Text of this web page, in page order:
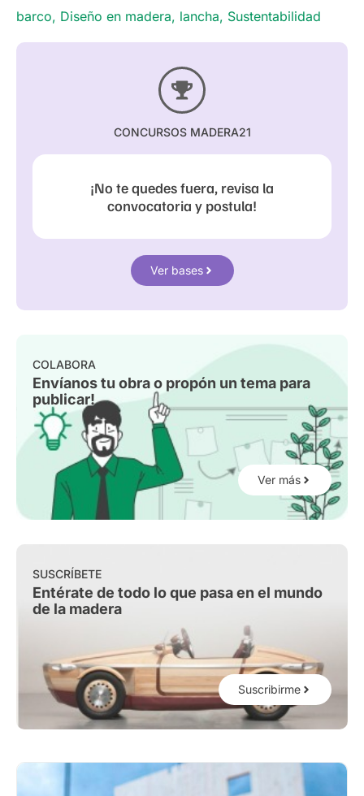
barco, Diseño en madera, lancha, Sustentabilidad
CONCURSOS MADERA21
¡No te quedes fuera, revisa la
convocatoria y postula!
Ver bases
COLABORA
Envíanos tu obra o propón un tema para
publicar!
Ver más
SUSCRÍBETE
Entérate de todo lo que pasa en el mundo
de la madera
Suscribirme